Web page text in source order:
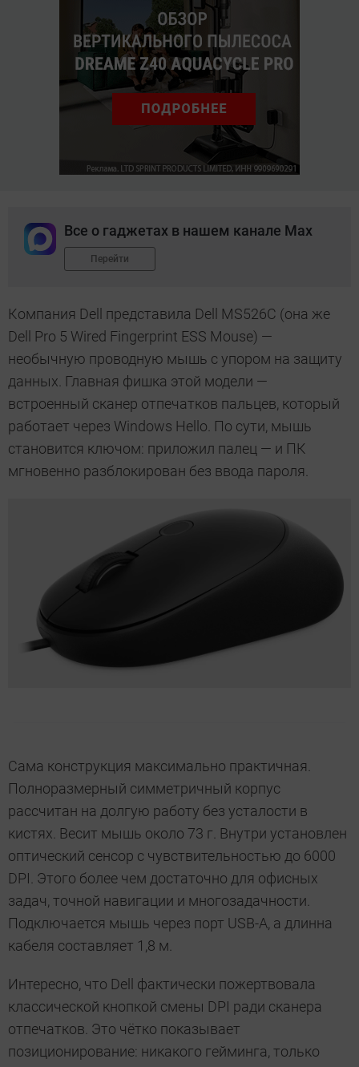
Все о гаджетах в нашем канале Max
Перейти
Компания Dell представила Dell MS526C (она же
Dell Pro 5 Wired Fingerprint ESS Mouse) —
необычную проводную мышь с упором на защиту
данных. Главная фишка этой модели —
встроенный сканер отпечатков пальцев, который
работает через Windows Hello. По сути, мышь
становится ключом: приложил палец — и ПК
мгновенно разблокирован без ввода пароля.
Сама конструкция максимально практичная.
Полноразмерный симметричный корпус
рассчитан на долгую работу без усталости в
кистях. Весит мышь около 73 г. Внутри установлен
оптический сенсор с чувствительностью до 6000
DPI. Этого более чем достаточно для офисных
задач, точной навигации и многозадачности.
Подключается мышь через порт USB-A, а длинна
кабеля составляет 1,8 м.
Интересно, что Dell фактически пожертвовала
классической кнопкой смены DPI ради сканера
отпечатков. Это чётко показывает
позиционирование: никакого гейминга, только